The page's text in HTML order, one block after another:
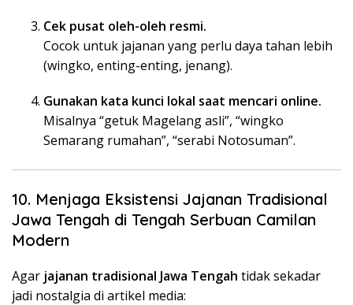
Cek pusat oleh-oleh resmi.
Cocok untuk jajanan yang perlu daya tahan lebih
(wingko, enting-enting, jenang).
Gunakan kata kunci lokal saat mencari online.
Misalnya “getuk Magelang asli”, “wingko
Semarang rumahan”, “serabi Notosuman”.
10. Menjaga Eksistensi Jajanan Tradisional
Jawa Tengah di Tengah Serbuan Camilan
Modern
Agar jajanan tradisional Jawa Tengah tidak sekadar
jadi nostalgia di artikel media: